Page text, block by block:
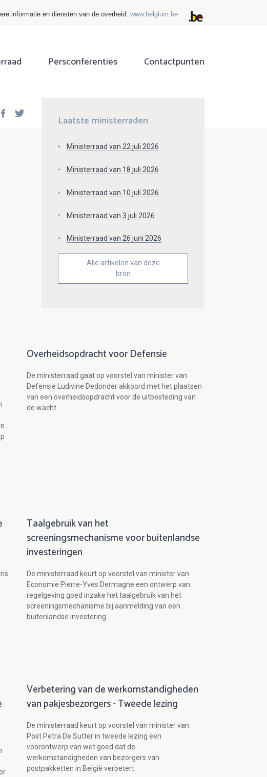
informatie en diensten van de overheid: www.belgium.be
Persconferenties Contactpunten
Facebook
Laatste ministerraden
Ministerraad van 22 juli 2026
Ministerraad van 18 juli 2026
Ministerraad van 10 juli 2026
Ministerraad van 3 juli 2026
Ministerraad van 26 juni 2026
Alle artikelen van deze
bron
Overheidsopdracht voor Defensie
De ministerraad gaat op voorstel van minister van
Defensie Ludivine Dedonder akkoord met het plaatsen
van een overheidsopdracht voor de uitbesteding van
de wacht.
Taalgebruik van het
screeningsmechanisme voor buitenlandse
investeringen
De ministerraad keurt op voorstel van minister van
Economie Pierre-Yves Dermagne een ontwerp van
regelgeving goed inzake het taalgebruik van het
screeningsmechanisme bij aanmelding van een
buitenlandse investering.
Verbetering van de werkomstandigheden
van pakjesbezorgers - Tweede lezing
De ministerraad keurt op voorstel van minister van
Post Petra De Sutter in tweede lezing een
voorontwerp van wet goed dat de
werkomstandigheden van bezorgers van
postpakketten in België verbetert.